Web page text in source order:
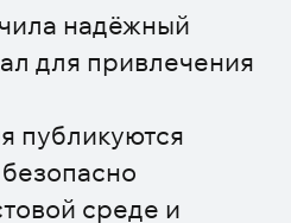
надёжный
для привлечения
публикуются
среде и